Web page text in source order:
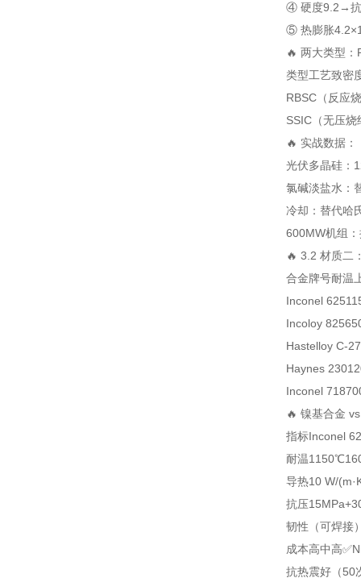
④ 硬度9.2→抗
⑤ 热膨胀
🔥 两大类型：
类型工艺致密
RBSC（反应
SSIC（无压烧
🔥 实战数据：
光伏多晶硅：
氯碱淡盐水：
冷却：替代哈
600MW机组
🔥 3.2 材质
合金牌号耐温
Inconel 625
Incoloy 825
Hastelloy C-
Haynes 230
Inconel 718
🔥 镍基合金
指标Inconel
耐温1150℃
导热10 W/
抗压15MPa+
韧性 （可焊接
成本高中高
抗热震好（50